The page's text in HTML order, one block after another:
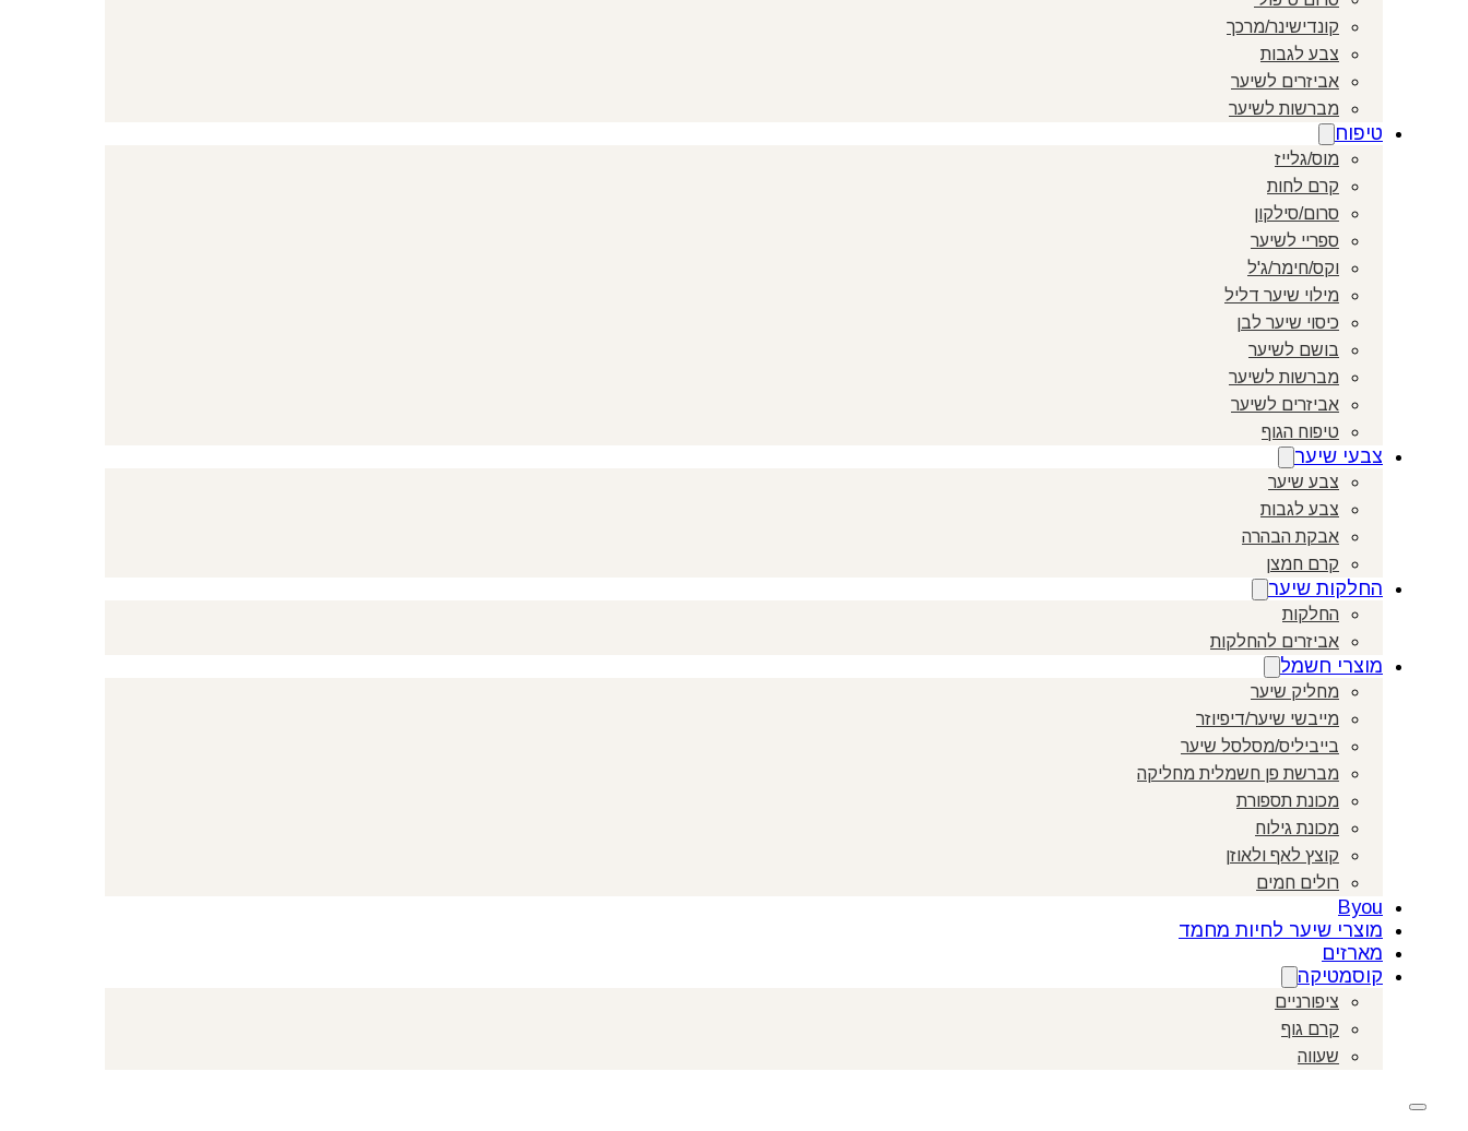
קונדישינר/מרכך
צבע לגבות
אביזרים לשיער
מברשות לשיער
טיפוח
מוס/גלייז
קרם לחות
סרום/סילקון
ספריי לשיער
וקס/חימר/ג'ל
מילוי שיער דליל
כיסוי שיער לבן
בושם לשיער
מברשות לשיער
אביזרים לשיער
טיפוח הגוף
צבעי שיער
צבע שיער
צבע לגבות
אבקת הבהרה
קרם חמצן
החלקות שיער
החלקות
אביזרים להחלקות
מוצרי חשמל
מחליק שיער
מייבשי שיער/דיפיוזר
בייביליס/מסלסל שיער
מברשת פן חשמלית מחליקה
מכונת תספורת
מכונת גילוח
קוצץ לאף ולאוזן
רולים חמים
Byou
מוצרי שיער לחיות מחמד
מארזים
קוסמטיקה
ציפורניים
קרם גוף
שעווה